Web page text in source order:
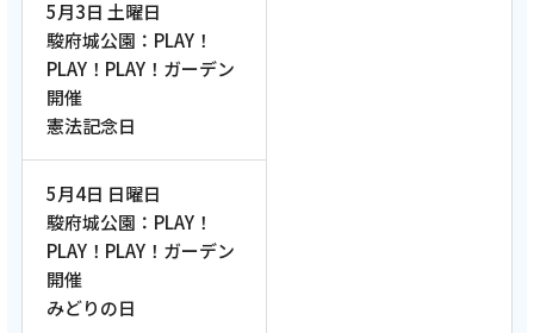
5月3日 土曜日
駿府城公園：PLAY！
PLAY！PLAY！ガーデン
開催
憲法記念日
5月4日 日曜日
駿府城公園：PLAY！
PLAY！PLAY！ガーデン
開催
みどりの日